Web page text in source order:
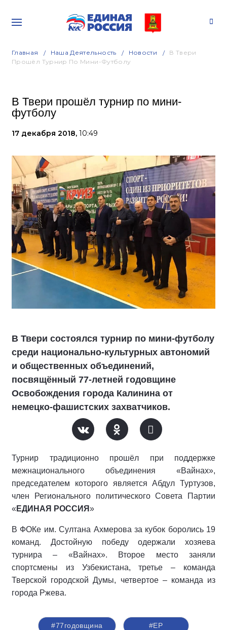
Главная Наша Деятельность Новости
В Твери
Прошёл Турнир По Мини-Футболу
В Твери прошёл турнир по мини-
футболу
17 декабря 2018, 10:49
В Твери состоялся турнир по мини-футболу
среди национально-культурных автономий
и общественных объединений,
посвящённый 77-летней годовщине
Освобождения города Калинина от
немецко-фашистских захватчиков.
Турнир традиционно прошёл при поддержке
межнационального объединения «Вайнах»,
председателем которого является Абдул Туртузов,
член Регионального политического Совета Партии
« ЕДИНАЯ РОССИЯ»
В ФОКе им. Султана Ахмерова за кубок боролись 19
команд. Достойную победу одержали хозяева
турнира – «Вайнах». Второе место заняли
спортсмены из Узбекистана, третье – команда
Тверской городской Думы, четвертое – команда из
города Ржева.
#77годовщина #ЕР